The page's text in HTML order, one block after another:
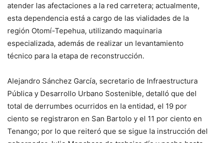
atender las afectaciones a la red carretera; actualmente,
esta dependencia está a cargo de las vialidades de la
región Otomí-Tepehua, utilizando maquinaria
especializada, además de realizar un levantamiento
técnico para la etapa de reconstrucción.
Alejandro Sánchez García, secretario de Infraestructura
Pública y Desarrollo Urbano Sostenible, detalló que del
total de derrumbes ocurridos en la entidad, el 19 por
ciento se registraron en San Bartolo y el 11 por ciento en
Tenango; por lo que reiteró que se sigue la instrucción del